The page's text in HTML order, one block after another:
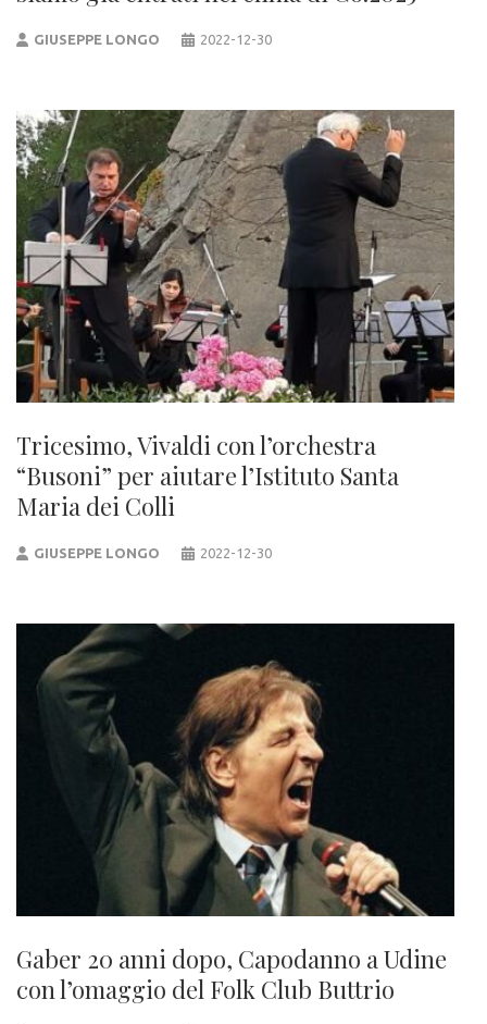
GIUSEPPE LONGO 2022-12-30
Tricesimo, Vivaldi con l’orchestra
“Busoni” per aiutare l’Istituto Santa
Maria dei Colli
GIUSEPPE LONGO 2022-12-30
Gaber 20 anni dopo, Capodanno a Udine
con l’omaggio del Folk Club Buttrio